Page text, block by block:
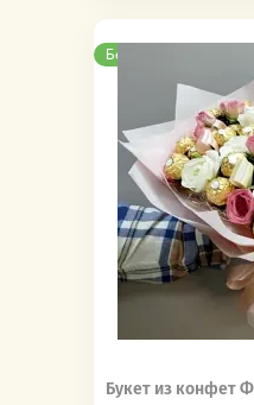
Бесплатная доставка
Букет из конфет